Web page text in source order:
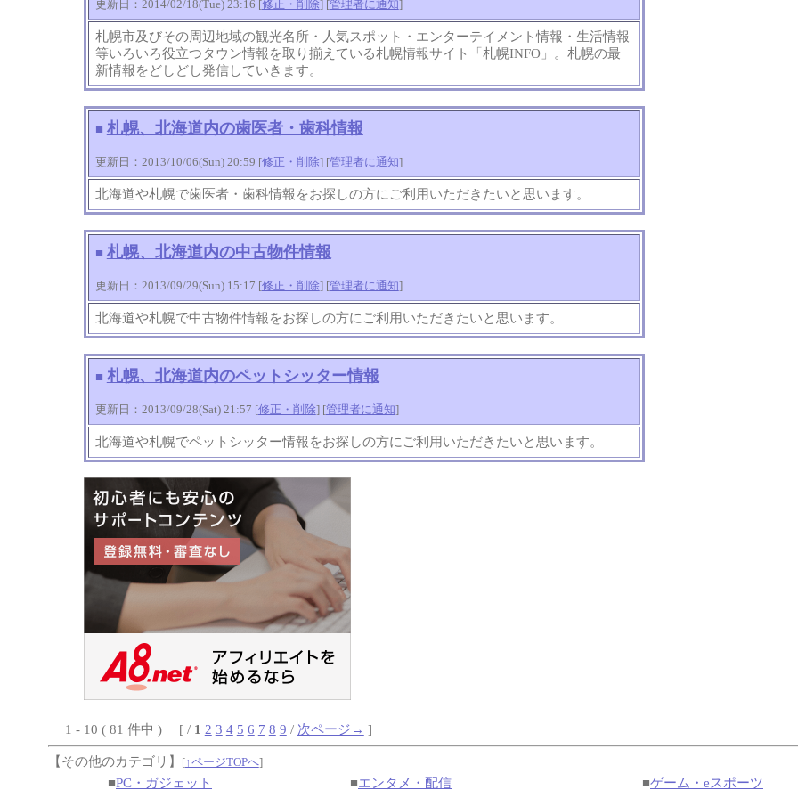
更新日：2014/02/18(Tue) 23:16 [修正・削除] [管理者に通知]
札幌市及びその周辺地域の観光名所・人気スポット・エンターテイメント情報・生活情報
等いろいろ役立つタウン情報を取り揃えている札幌情報サイト「札幌INFO」。札幌の最
新情報をどしどし発信していきます。
■ 札幌、北海道内の歯医者・歯科情報
更新日：2013/10/06(Sun) 20:59 [修正・削除] [管理者に通知]
北海道や札幌で歯医者・歯科情報をお探しの方にご利用いただきたいと思います。
■ 札幌、北海道内の中古物件情報
更新日：2013/09/29(Sun) 15:17 [修正・削除] [管理者に通知]
北海道や札幌で中古物件情報をお探しの方にご利用いただきたいと思います。
■ 札幌、北海道内のペットシッター情報
更新日：2013/09/28(Sat) 21:57 [修正・削除] [管理者に通知]
北海道や札幌でペットシッター情報をお探しの方にご利用いただきたいと思います。
1 - 10 ( 81 件中 ) [ / 1 2 3 4 5 6 7 8 9 / 次ページ→ ]
【その他のカテゴリ】 [↑ページTOPへ]
■PC・ガジェット ■エンタメ・配信 ■ゲーム・eスポーツ